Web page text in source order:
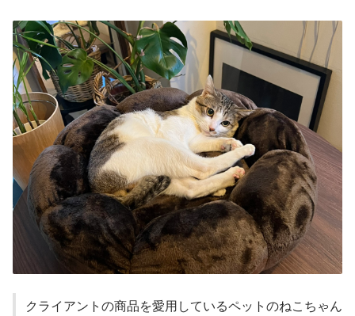
クライアントの商品を愛用しているペットのねこちゃん